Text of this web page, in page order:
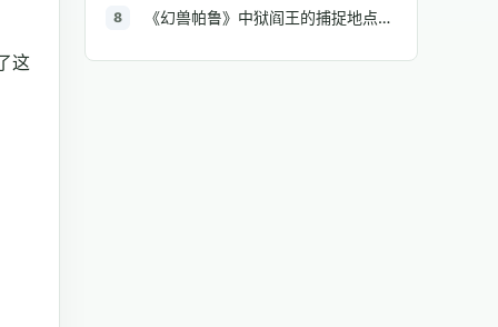
这
8 《幻兽帕鲁》中狱阎王的捕捉地点与策略全解析